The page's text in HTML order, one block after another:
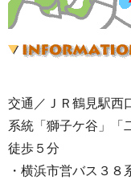
交通／ＪＲ鶴見駅西
系統「獅子ケ谷」「
徒歩５分
・横浜市営バス３